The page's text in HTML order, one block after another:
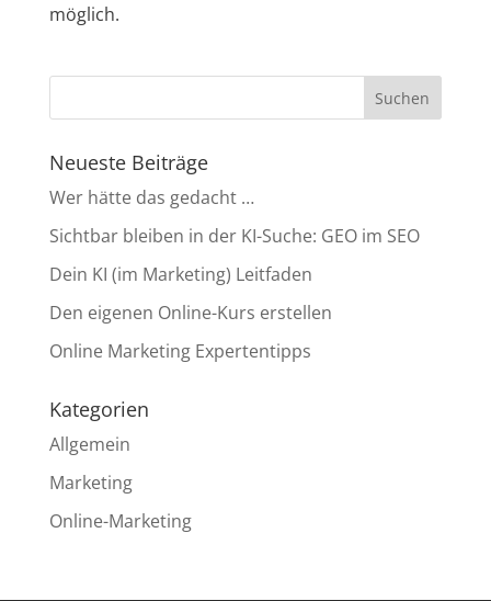
möglich.
Neueste Beiträge
Wer hätte das gedacht …
Sichtbar bleiben in der KI-Suche: GEO im SEO
Dein KI (im Marketing) Leitfaden
Den eigenen Online-Kurs erstellen
Online Marketing Expertentipps
Kategorien
Allgemein
Marketing
Online-Marketing